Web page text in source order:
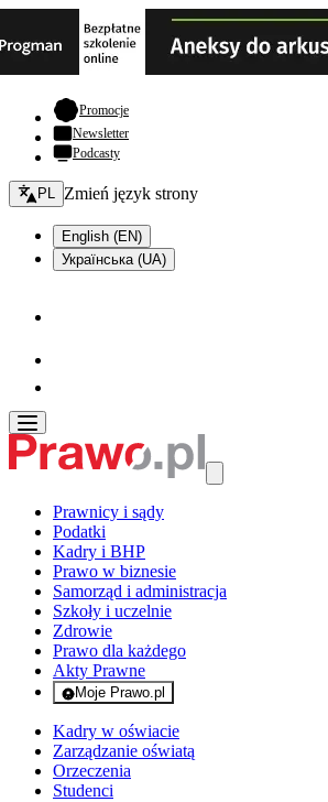
Promocje- otwiera się w nowej karcie
Newsletter
Podcasty
Zmień język - bieżący:
PL Zmień język strony
English (EN)
Українська (UA)
Prawnicy i sądy
Podatki
Kadry i BHP
Prawo w biznesie
Samorząd i administracja
Szkoły i uczelnie
Zdrowie
Prawo dla każdego
Akty Prawne
Moje Prawo.pl
- rejestracja i logowanie do serwisu
Kadry w oświacie
Zarządzanie oświatą
Orzeczenia
Studenci